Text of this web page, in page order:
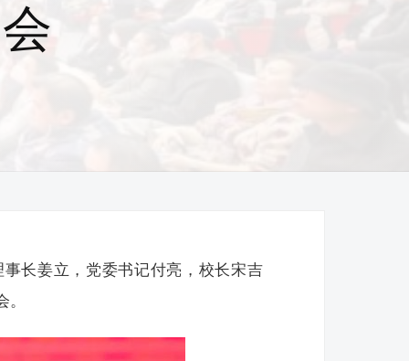
长姜立，党委书记付亮，校长宋吉